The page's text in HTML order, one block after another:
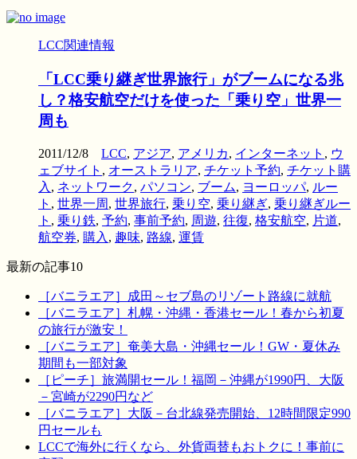
LCC関連情報
「LCC乗り継ぎ世界旅行」がブームになる兆
し？格安航空だけを使った「乗り空」世界一
周も
2011/12/8 LCC, アジア, アメリカ, インターネット , ウ
ェブサイト , オーストラリア, チケット予約, チケット購
入 , ネットワーク, パソコン, ブーム, ヨーロッパ, ルー
ト , 世界一周, 世界旅行, 乗り空, 乗り継ぎ, 乗り継ぎルー
ト , 乗り鉄, 予約, 事前予約, 周遊, 往復, 格安航空, 片道,
航空券, 購入 , 趣味, 路線, 運賃
最新の記事10
［バニラエア］成田～セブ島のリゾート路線に就航
［バニラエア］札幌・沖縄・香港セール！春から初夏
の旅行が激安！
［バニラエア］奄美大島・沖縄セール！GW・夏休み
期間も一部対象
［ピーチ］旅満開セール！福岡－沖縄が1990円、大阪
－宮崎が2290円など
［バニラエア］大阪－台北線発売開始、12時間限定990
円セールも
LCCで海外に行くなら、外貨両替もおトクに！事前に